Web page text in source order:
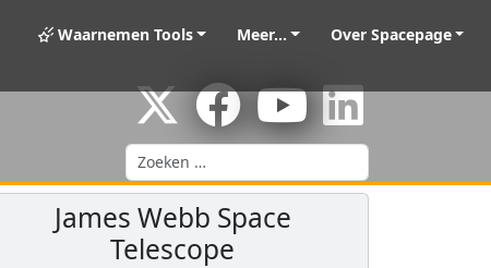
Waarnemen Tools Meer... Over Spacepage
Zoeken
James Webb Space
Telescope